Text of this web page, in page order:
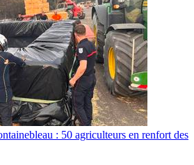
: 50 agriculteurs en renfort des